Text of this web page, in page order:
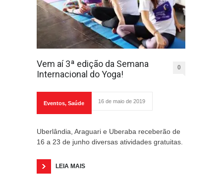
Vem aí 3ª edição da Semana
Internacional do Yoga!
0
Eventos, Saúde 16 de maio de 2019
Uberlândia, Araguari e Uberaba receberão de
16 a 23 de junho diversas atividades gratuitas.
LEIA MAIS